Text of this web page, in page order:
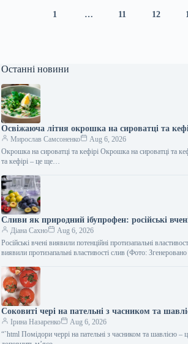
1 … 11 12
Останні новини
Освіжаюча літня окрошка на сироватці та
Мирослав Самсоненко
Aug 6, 2026
Окрошка на сироватці та кефірі Окрошка на сироватці та
та кефірі – це ще…
Сливи як природний ібупрофен: російські
Діана Сахно
Aug 6, 2026
Російські вчені виявили потенційні протизапальні
виявили протизапальні властивості слив (Фото:
Соковиті чері на пательні з часником та
Ірина Назаренко
Aug 6, 2026
“`html Помідори черрі на пательні з часником та шавлією –